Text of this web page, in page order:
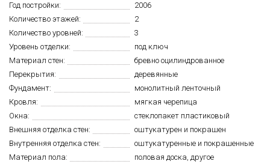
Год постройки:
2006
Количество этажей:
2
Количество уровней:
3
Уровень отделки:
под ключ
Материал стен:
бревно оцилиндрованное
Перекрытия:
деревянные
Фундамент:
монолитный ленточный
Кровля:
мягкая черепица
Окна:
стеклопакет пластиковый
Внешняя отделка стен:
оштукатурен и покрашен
Внутренняя отделка стен:
оштукатуренные и покрашенные
Материал пола:
половая доска, другое